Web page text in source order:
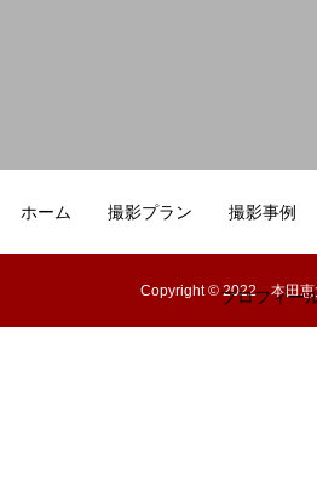
ホーム 撮影プラン 撮影事例
プロフィー
Copyright © 2022 本田恵